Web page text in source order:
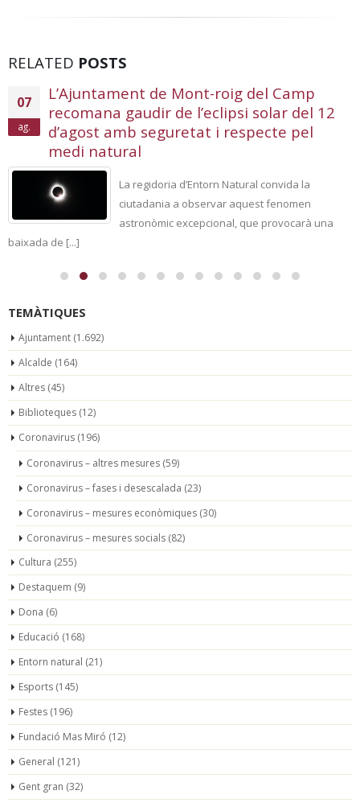
RELATED POSTS
07
ag.
L’Ajuntament de Mont-roig del Camp
recomana gaudir de l’eclipsi solar del 12
d’agost amb seguretat i respecte pel
medi natural
La regidoria d’Entorn Natural convida la
ciutadania a observar aquest fenomen
astronòmic excepcional, que provocarà una
baixada de [...]
TEMÀTIQUES
Ajuntament (1.692)
Alcalde (164)
Altres (45)
Biblioteques (12)
Coronavirus (196)
Coronavirus – altres mesures (59)
Coronavirus – fases i desescalada (23)
Coronavirus – mesures econòmiques (30)
Coronavirus – mesures socials (82)
Cultura (255)
Destaquem (9)
Dona (6)
Educació (168)
Entorn natural (21)
Esports (145)
Festes (196)
Fundació Mas Miró (12)
General (121)
Gent gran (32)